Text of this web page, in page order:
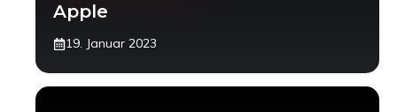
Apple
19. Januar 2023